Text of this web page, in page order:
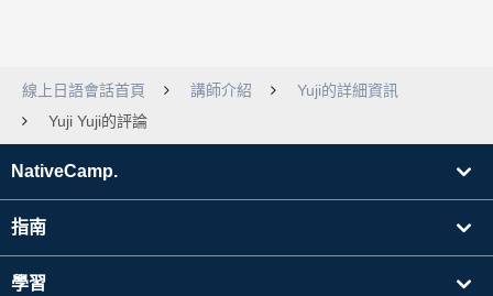
線上日語會話首頁 講師介紹
Yuji的詳細資訊
Yuji Yuji的評論
NativeCamp.
指南
學習